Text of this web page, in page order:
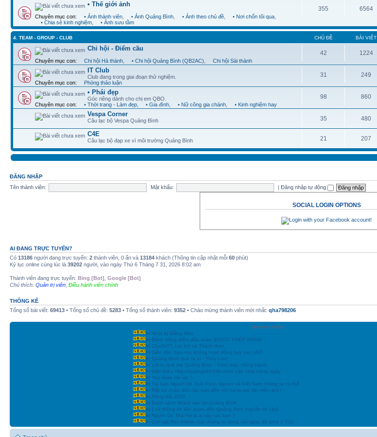
• Thế giới ảnh
Chuyên mục con: • Ảnh thành viên • Ảnh Quảng Bình • Ảnh theo chủ đề • Nơi chốn tôi qua
• Chia sẻ kinh nghiệm
• Ảnh sưu tầm
355 6564
4. TEAM - GROUP - CLUB CHỦ ĐỀ BÀI VIẾT
Chi hội - Điểm cầu
Chuyên mục con: Chi hội Hà thành • Chi hội Quảng Bình (QB2AC) Chi hội Sài thành
42 1224
IT Club
Club đang trong giai đoạn thử nghiệm.
Chuyên mục con:
Phòng thảo luận
31 249
• Phái đẹp
Góc riêng dành cho chị em QBO.
Chuyên mục con:
• Thời trang - Làm đẹp • Gia đình • Nữ công gia chánh • Kinh nghiệm hay
98 860
Vespa Corner
Câu lạc bộ Vespa Quảng Bình 35 480
C4E
Câu lạc bộ đạp xe vì môi trường Quảng Bình 21 207
ĐĂNG NHẬP
Tên thành viên:
Mật khẩu: |Đăng nhập tự động
SOCIAL LOGIN OPTIONS
AI ĐANG TRỰC TUYẾN?
Có 13186 người đang trực tuyến: 2 thành viên, 0 ẩn và 13184 khách (Thông tin cập nhật mỗi 60 phút)
Kỷ lục online cùng lúc là 39202 người, vào ngày Thứ 6 Tháng 7 31, 2026 8:02 am
Thành viên đang trực tuyến: Bing [Bot] Google [Bot]
Chú thích: Quản trị viên Điều hành viên chính
THỐNG KÊ
Tổng số bài viết: 69413 • Tổng số chủ đề: 5283 • Tổng số thành viên: 9352 • Chào mừng thành viên mới nhất: qha798206
Newest Posts
In Nhật ký Bằng Hữu
In Đánh trống điểm đầu xuân (ĐƯỢC PHÉP SPAM)
In ChatGPT: Lợi ích và Thách thức
In Diễn đàn dạo này không hoạt động hay sao nhỉ?
In Quảng Bình quê ta ơi - Thùy Linh
In Lời ru quê mẹ Quảng Bình - Trình bày: Hồng Hạnh
In Giới thiệu Http://quangbinh24h.com/ cập nhật hàng ngày
In You raise me up :)
In Tại Sao Người Do Thái Khôn Ngoan và Việt Nam chúng ta có thể
In Rất vui chào đón các bạn đền với trang rao vặt miễn phí !
In Xông đất 2015
In Danh sách khách sạn tại Quảng Bình
In Link thông tin liên quan đến Quảng Binh (nguồn tin cậy)
In Người Do Thái họ là ai vậy các bạn ?
In Con gái Rec-Admin của chúng ta đang cần giúp đỡ (chú ý Tr1)